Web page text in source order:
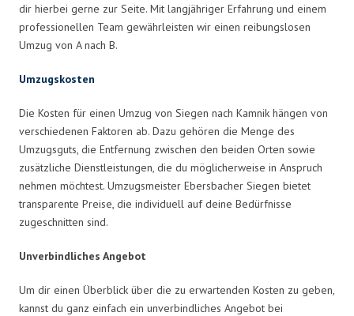
dir hierbei gerne zur Seite. Mit langjähriger Erfahrung und einem
professionellen Team gewährleisten wir einen reibungslosen
Umzug von A nach B.
Umzugskosten
Die Kosten für einen Umzug von Siegen nach Kamnik hängen von
verschiedenen Faktoren ab. Dazu gehören die Menge des
Umzugsguts, die Entfernung zwischen den beiden Orten sowie
zusätzliche Dienstleistungen, die du möglicherweise in Anspruch
nehmen möchtest. Umzugsmeister Ebersbacher Siegen bietet
transparente Preise, die individuell auf deine Bedürfnisse
zugeschnitten sind.
Unverbindliches Angebot
Um dir einen Überblick über die zu erwartenden Kosten zu geben,
kannst du ganz einfach ein unverbindliches Angebot bei